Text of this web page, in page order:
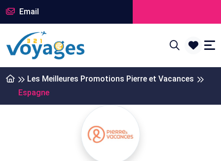
Email
Les Meilleures Promotions Pierre et Vacances
Espagne